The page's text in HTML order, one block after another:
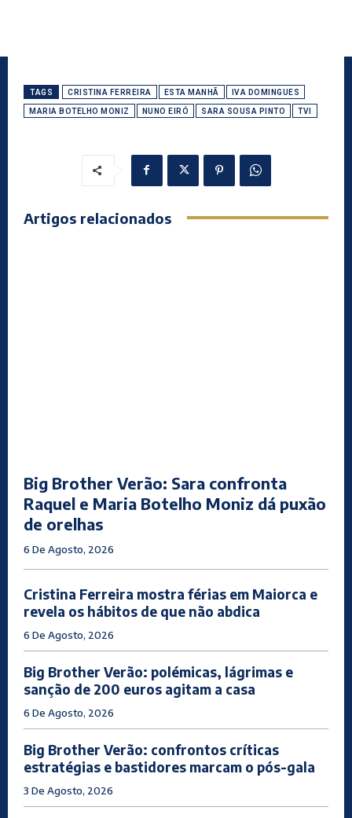
TAGS CRISTINA FERREIRA ESTA MANHÃ IVA DOMINGUES
MARIA BOTELHO MONIZ NUNO EIRÓ SARA SOUSA PINTO TVI
Artigos relacionados
Big Brother Verão: Sara confronta
Raquel e Maria Botelho Moniz dá puxão
de orelhas
6 De Agosto, 2026
Cristina Ferreira mostra férias em Maiorca e
revela os hábitos de que não abdica
6 De Agosto, 2026
Big Brother Verão: polémicas, lágrimas e
sanção de 200 euros agitam a casa
6 De Agosto, 2026
Big Brother Verão: confrontos críticas
estratégias e bastidores marcam o pós-gala
3 De Agosto, 2026